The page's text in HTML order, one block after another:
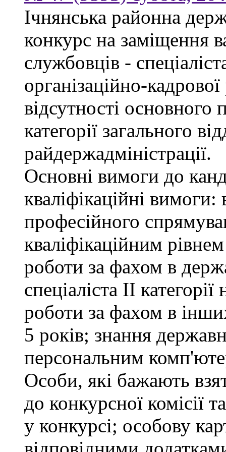
Ічнянська районна
конкурс на заміщення
службовців -
організаційно-
відсутності основного
категорії загального
райдержадміністрації.
Основні вимоги до
кваліфікаційні
професійного
кваліфікаційним
роботи за фахом в
спеціаліста ІІ
роботи за фахом в
5 років; знання
персональним
Особи, які бажають
до конкурсної комісії
у конкурсі; особову